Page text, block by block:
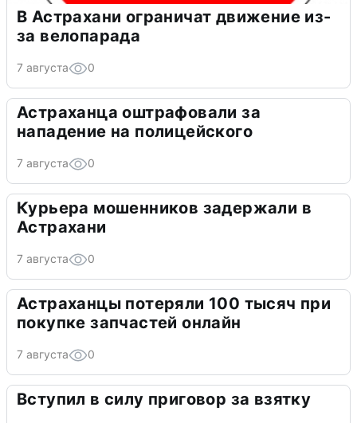
В Астрахани ограничат движение из-
за велопарада
7 августа 0
Астраханца оштрафовали за
нападение на полицейского
7 августа 0
Курьера мошенников задержали в
Астрахани
7 августа 0
Астраханцы потеряли 100 тысяч при
покупке запчастей онлайн
7 августа 0
Вступил в силу приговор за взятку